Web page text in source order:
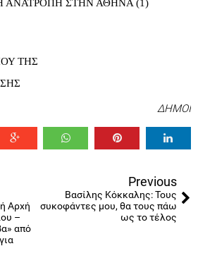
ΑΝΑΤΡΟΠΗ ΣΤΗΝ ΑΘΗΝΑ (1)
ΤΗΣ
ΔΗΜΟΙ
Αρχή
–
από
Previous
Βασίλης Κόκκαλης: Τους
συκοφάντες μου, θα τους πάω
ως το τέλος